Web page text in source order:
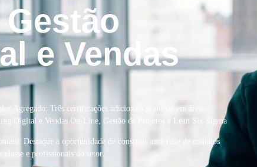
e Vendas
Agregado: Três certificações adicionais gratuitas em áreas
Digital e Vendas On-Line, Gestão de Projetos e Lean Six Sigma
Destaque a oportunidade de construir uma rede de contatos
classe e profissionais do setor.